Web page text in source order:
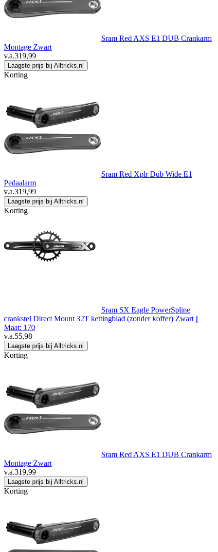
Sram Red AXS E1 DUB Crankarm
Montage Zwart
v.a.319,99
Laagste prijs bij Alltricks.nl
Korting
Sram Red Xplr Dub Wide E1
Pedaalarm
v.a.319,99
Laagste prijs bij Alltricks.nl
Korting
Sram SX Eagle PowerSpline
crankstel Direct Mount 32T kettingblad (zonder koffer) Zwart ||
Maat: 170
v.a.55,98
Laagste prijs bij Alltricks.nl
Korting
Sram Red AXS E1 DUB Crankarm
Montage Zwart
v.a.319,99
Laagste prijs bij Alltricks.nl
Korting